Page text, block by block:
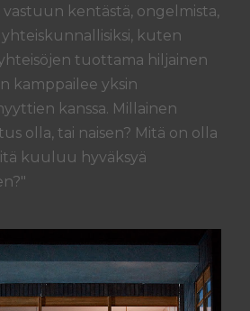
kentästä, ongelmista,
kuten
tuottama hiljainen
kamppailee yksin
kanssa. Millainen
olla, tai naisen? Mitä on olla
kuuluu hyväksyä